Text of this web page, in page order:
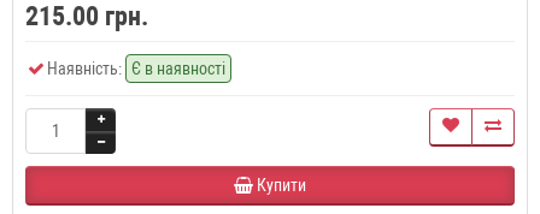
215.00 грн.
Наявність: Є в наявності
Купити